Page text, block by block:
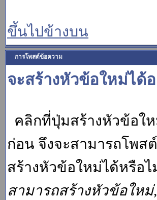
ขึ้นไปข้างบน
การโพสต์ข้อความ
จะสร้างหัวข้อใหม่ได้อ
คลิกที่ปุ่มสร้างหัวข้อใ
ก่อน จึงจะสามารถโพ
สร้างหัวข้อใหม่ได้หรือ
สามารถสร้างหัวข้อให